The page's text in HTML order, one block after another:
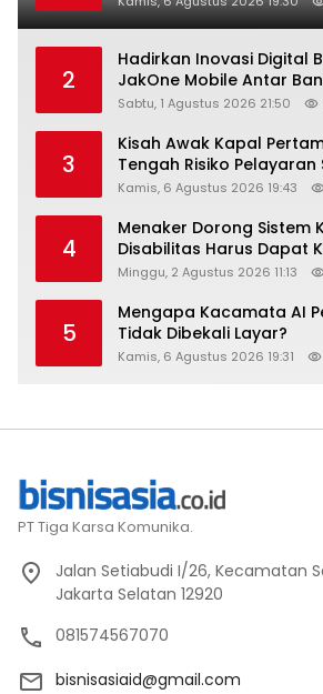
2
Hadirkan Inovasi Digital
JakOne Mobile Antar
Raih Digital Excellence
Sabtu, 1 Agustus 2026 21:50
3
Kisah Awak Kapal
Tengah Risiko Pelayaran
Kamis, 6 Agustus 2026 19:43
4
Menaker Dorong Sistem
Disabilitas Harus Dapat
Setara
Minggu, 2 Agustus 2026 11:13
5
Mengapa Kacamata AI
Tidak Dibekali Layar?
Kamis, 6 Agustus 2026 19:31
PT Tiga Karsa Komunika.
Jalan Setiabudi I/26, Kecamatan
Jakarta Selatan 12920
081574567070
bisnisasiaid@gmail.com